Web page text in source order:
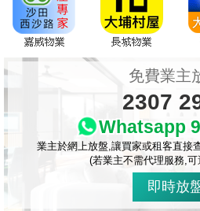
免費業主
2307
Whatsapp
業主於網上放盤,讓買家或租客直接
(若業主不需代理服務,
即時放